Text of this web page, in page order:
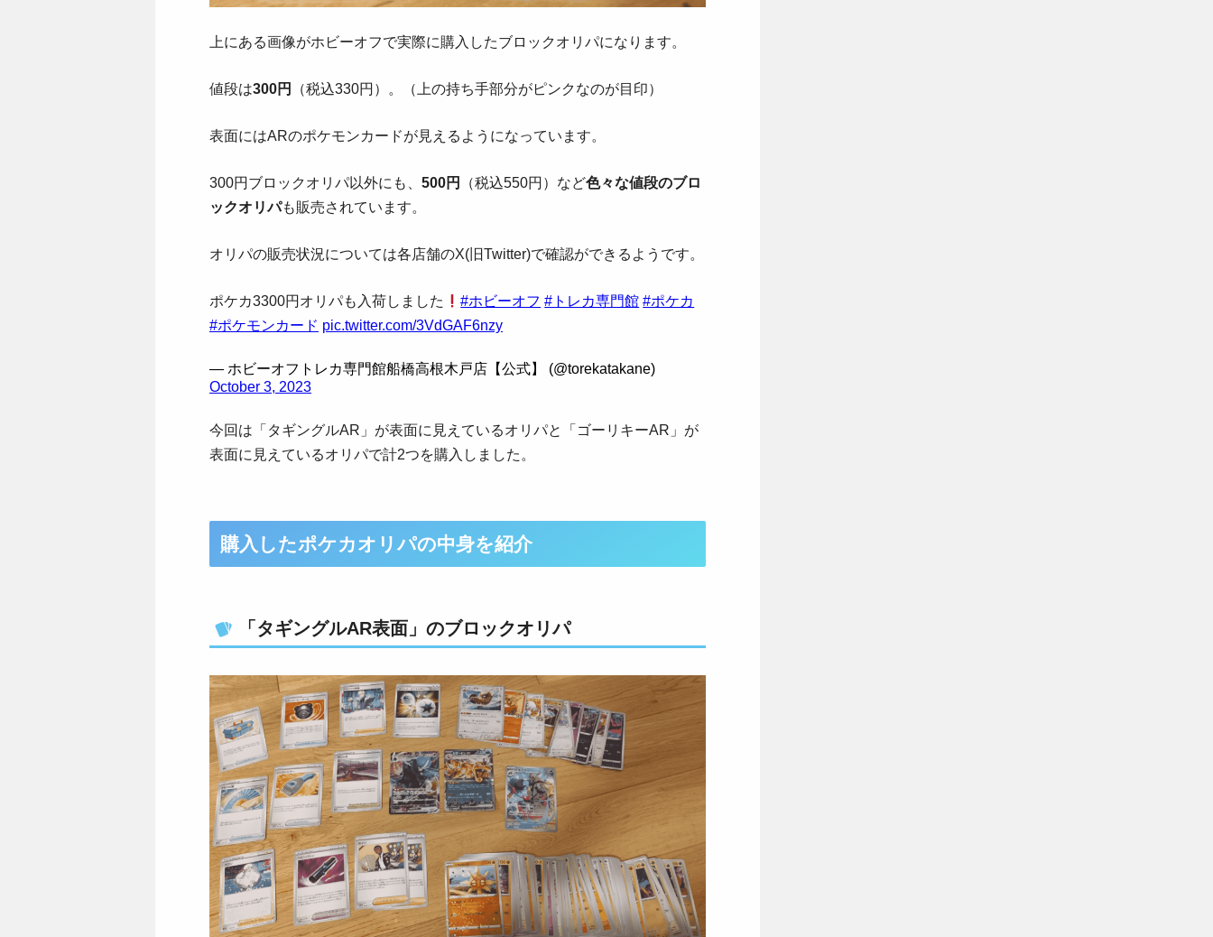
上にある画像がホビーオフで実際に購入したブロックオリパになります。
値段は300円 （税込330円）。（上の持ち手部分がピンクなのが目印）
表面にはARのポケモンカードが見えるようになっています。
300円ブロックオリパ以外にも、 500円 （税込550円）など色々な値段のブロ
ックオリパも販売されています。
オリパの販売状況については各店舗のX(旧Twitter)で確認ができるようです。
ポケカ3300円オリパも入荷しました #ホビーオフ #トレカ専門館 #ポケカ
#ポケモンカード pic.twitter.com/3VdGAF6nzy
— ホビーオフトレカ専門館船橋高根木戸店【公式】 (@torekatakane)
October 3, 2023
今回は「タギングルAR」が表面に見えているオリパと「ゴーリキーAR」が
表面に見えているオリパで計2つを購入しました。
購入したポケカオリパの中身を紹介
「タギングルAR表面」のブロックオリパ